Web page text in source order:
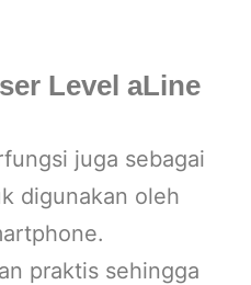
Level aLine
juga sebagai
digunakan oleh
praktis sehingga